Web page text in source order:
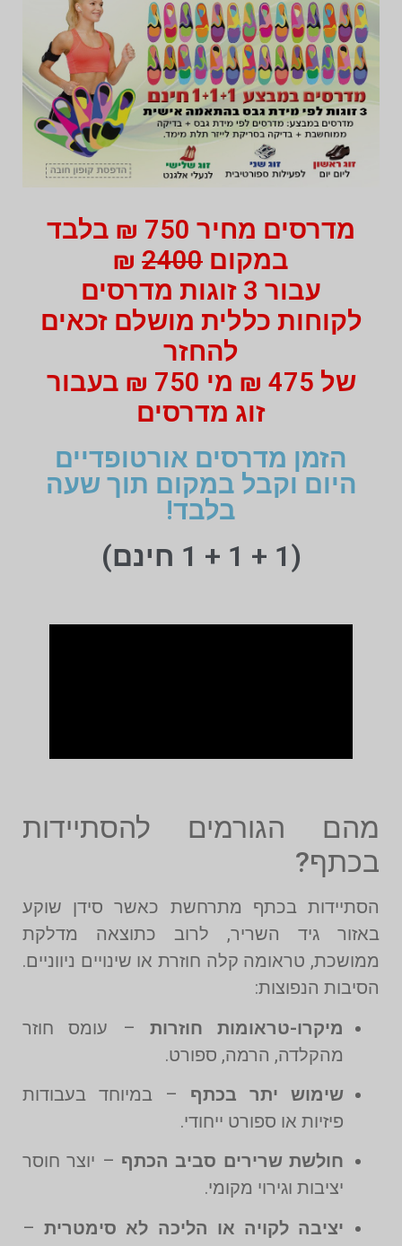
מדרסים מחיר 750 ₪ בלבד
במקום 2400
₪
עבור 3 זוגות מדרסים
לקוחות כללית מושלם זכאים
להחזר
של 475 ₪ מי 750 ₪ בעבור
זוג מדרסים
הזמן מדרסים אורטופדיים
היום וקבל במקום תוך שעה
בלבד!
(1 + 1 + 1 חינם)
מהם הגורמים להסתיידות
בכתף?
הסתיידות בכתף מתרחשת כאשר סידן שוקע
באזור גיד השריר, לרוב כתוצאה מדלקת
ממושכת, טראומה קלה חוזרת או שינויים ניווניים.
הסיבות הנפוצות:
מיקרו-טראומות חוזרות – עומס חוזר
מהקלדה, הרמה, ספורט.
שימוש יתר בכתף – במיוחד בעבודות
פיזיות או ספורט ייחודי.
חולשת שרירים סביב הכתף – יוצר חוסר
יציבות וגירוי מקומי.
יציבה לקויה או הליכה לא סימטרית–